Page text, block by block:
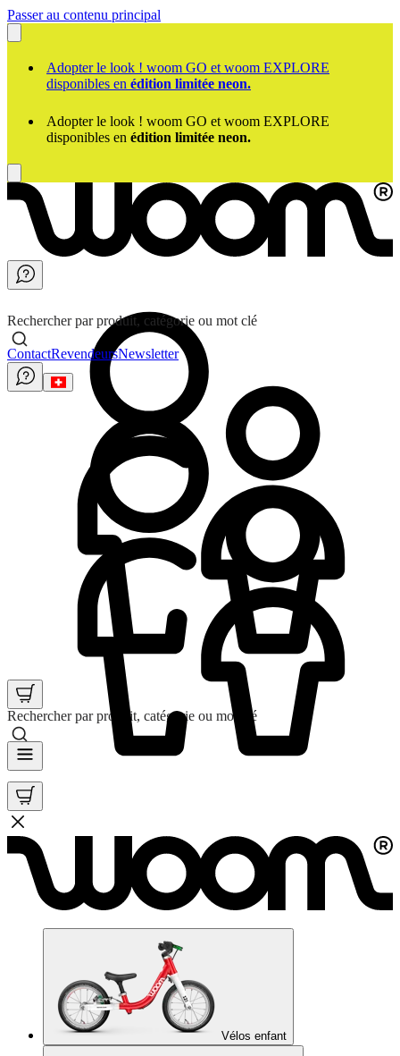
Passer au contenu principal
Adopter le look ! woom GO et woom EXPLORE
disponibles en édition limitée neon.
Adopter le look ! woom GO et woom EXPLORE
disponibles en édition limitée neon.
Rechercher par produit, catégorie ou mot clé
Rechercher par produit, catégorie ou mot clé
ContactRevendeursNewsletter
Vélos enfant